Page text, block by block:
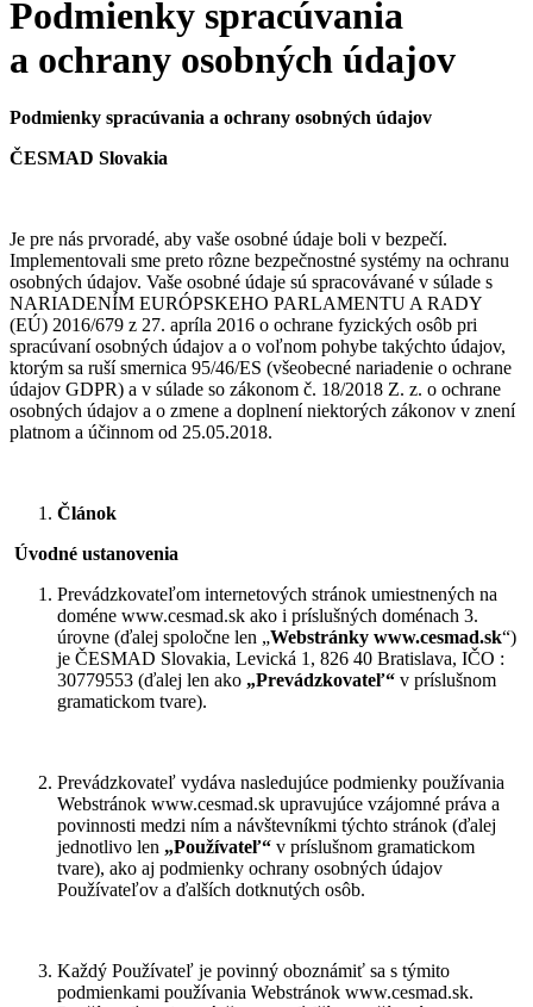
Podmienky spracúvania
a ochrany osobných údajov
Podmienky spracúvania a ochrany osobných údajov
ČESMAD Slovakia
Je pre nás prvoradé, aby vaše osobné údaje boli v bezpečí.
Implementovali sme preto rôzne bezpečnostné systémy na ochranu
osobných údajov. Vaše osobné údaje sú spracovávané v súlade s
NARIADENÍM EURÓPSKEHO PARLAMENTU A RADY
(EÚ) 2016/679 z 27. apríla 2016 o ochrane fyzických osôb pri
spracúvaní osobných údajov a o voľnom pohybe takýchto údajov,
ktorým sa ruší smernica 95/46/ES (všeobecné nariadenie o ochrane
údajov GDPR) a v súlade so zákonom č. 18/2018 Z. z. o ochrane
osobných údajov a o zmene a doplnení niektorých zákonov v znení
platnom a účinnom od 25.05.2018.
Článok
Úvodné ustanovenia
Prevádzkovateľom internetových stránok umiestnených na
doméne www.cesmad.sk ako i príslušných doménach 3.
úrovne (ďalej spoločne len „Webstránky www.cesmad.sk“)
je ČESMAD Slovakia, Levická 1, 826 40 Bratislava, IČO :
30779553 (ďalej len ako „Prevádzkovateľ“ v príslušnom
gramatickom tvare).
Prevádzkovateľ vydáva nasledujúce podmienky používania
Webstránok www.cesmad.sk upravujúce vzájomné práva a
povinnosti medzi ním a návštevníkmi týchto stránok (ďalej
jednotlivo len „Používateľ“ v príslušnom gramatickom
tvare), ako aj podmienky ochrany osobných údajov
Používateľov a ďalších dotknutých osôb.
Každý Používateľ je povinný oboznámiť sa s týmito
podmienkami používania Webstránok www.cesmad.sk.